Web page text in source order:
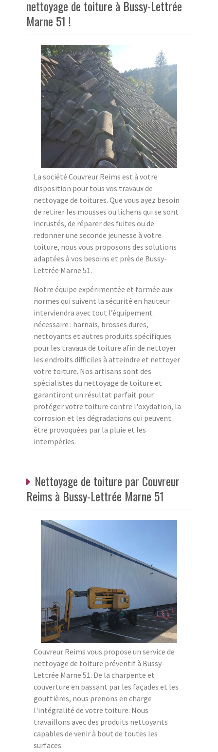
nettoyage de toiture à Bussy-Lettrée
Marne 51 !
La société Couvreur Reims est à votre
disposition pour tous vos travaux de
nettoyage de toitures. Que vous ayez besoin
de retirer les mousses ou lichens qui se sont
incrustés, de réparer des fuites ou de
redonner une seconde jeunesse à votre
toiture, nous vous proposons des solutions
adaptées à vos besoins et près de Bussy-
Lettrée Marne 51.
Notre équipe expérimentée et formée aux
normes qui suivent la sécurité en hauteur
interviendra avec tout l’équipement
nécessaire : harnais, brosses dures,
nettoyants et autres produits spécifiques
pour les travaux de toiture afin de nettoyer
les endroits difficiles à atteindre et nettoyer
votre toiture. Nos artisans sont des
spécialistes du nettoyage de toiture et
garantiront un résultat parfait pour
protéger votre toiture contre l'oxydation, la
corrosion et les dégradations qui peuvent
être provoquées par la pluie et les
intempéries.
Nettoyage de toiture par Couvreur
Reims à Bussy-Lettrée Marne 51
Couvreur Reims vous propose un service de
nettoyage de toiture préventif à Bussy-
Lettrée Marne 51. De la charpente et
couverture en passant par les façades et les
gouttières, nous prenons en charge
l'intégralité de votre toiture. Nous
travaillons avec des produits nettoyants
capables de venir à bout de toutes les
surfaces.